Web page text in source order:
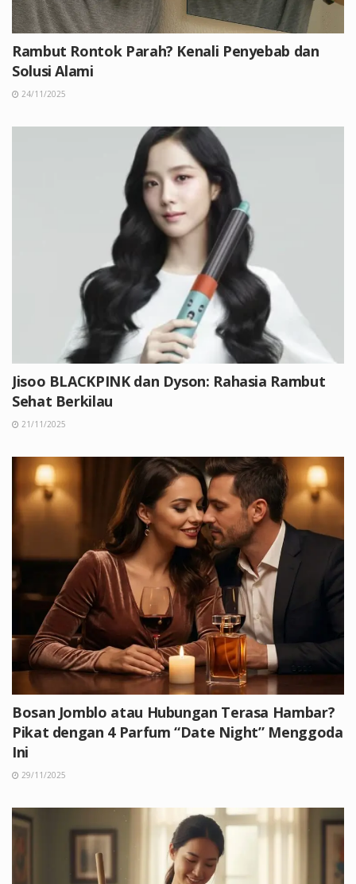
Rambut Rontok Parah? Kenali Penyebab dan
Solusi Alami
24/11/2025
Jisoo BLACKPINK dan Dyson: Rahasia Rambut
Sehat Berkilau
21/11/2025
Bosan Jomblo atau Hubungan Terasa Hambar?
Pikat dengan 4 Parfum “Date Night” Menggoda
Ini
29/11/2025